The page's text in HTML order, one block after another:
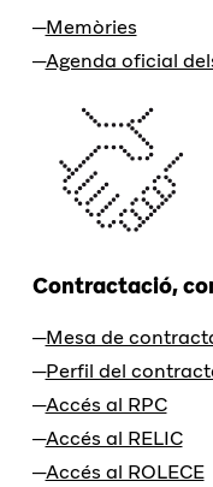
Memòries
Agenda oficial
Contractació,
Mesa de
Perfil del
Accés al RPC
Accés al RELIC
Accés al ROLECE